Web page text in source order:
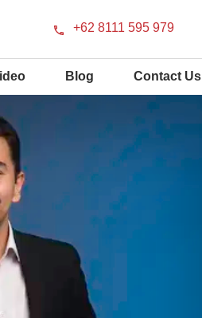
+62 8111 595 979
Blog Contact Us